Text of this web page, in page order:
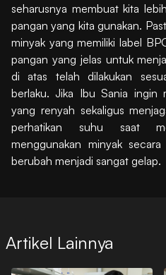
seharusnya membuat kita
pangan yang kita gunakan.
minyak yang memiliki label
pangan yang jelas untuk
di atas telah dilakukan
berlaku. Jika Ibu Sania ingin
yang renyah sekaligus
perhatikan suhu saat
menggunakan minyak
berubah menjadi sangat gelap.
Artikel Lainnya